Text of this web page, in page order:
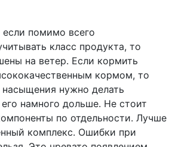
помимо всего
класс продукта, то
на ветер. Если кормить
кормом, то
нужно делать
намного дольше. Не стоит
по отдельности. Лучше
комплекс. Ошибки при